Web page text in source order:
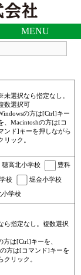
MENU
未選択なら指定なし。
数選択可
の方は[Ctrl]キー
、Macintoshの方は[コ
ンド]キーを押しながら
リック。
穂高北小学校 豊科
校 堀金小学校
小学校
ら指定なし。複数選択
方は[Ctrl]キーを、
方は[コマンド]キーを
クリック。